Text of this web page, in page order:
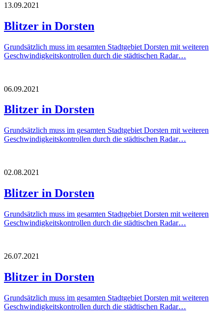
13.09.2021
Blitzer in Dorsten
Grundsätzlich muss im gesamten Stadtgebiet Dorsten mit weiteren
Geschwindigkeitskontrollen durch die städtischen Radar…
06.09.2021
Blitzer in Dorsten
Grundsätzlich muss im gesamten Stadtgebiet Dorsten mit weiteren
Geschwindigkeitskontrollen durch die städtischen Radar…
02.08.2021
Blitzer in Dorsten
Grundsätzlich muss im gesamten Stadtgebiet Dorsten mit weiteren
Geschwindigkeitskontrollen durch die städtischen Radar…
26.07.2021
Blitzer in Dorsten
Grundsätzlich muss im gesamten Stadtgebiet Dorsten mit weiteren
Geschwindigkeitskontrollen durch die städtischen Radar…